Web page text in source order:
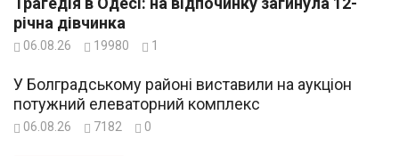
річна дівчинка
06.08.26 19980 1
У Болградському районі виставили на аукціон
потужний елеваторний комплекс
06.08.26 7182 0